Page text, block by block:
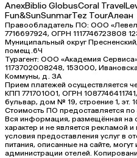
AnexBiblio GlobusCoral Travel
Fun&SunSunmarTez TourАлеан
Правообладатель ПО: ООО
7716697924, ОГРН 1117746723808
Муниципальный округ
помещ.6Ч
Турагент: ООО «Академия
1173702008248, 153000,
Коммуны, д. ЗА
Прием платежей осуществляется
КПП 771701001, ОГРН
бульвар, дом № 19, строение 1, эт.
Стоимость ПО предоставляется по
Вся информация, размещённая на
характер и не является рекламой
условия предоставления услуг в
питания, описанные на сайте,
администрации отелей.